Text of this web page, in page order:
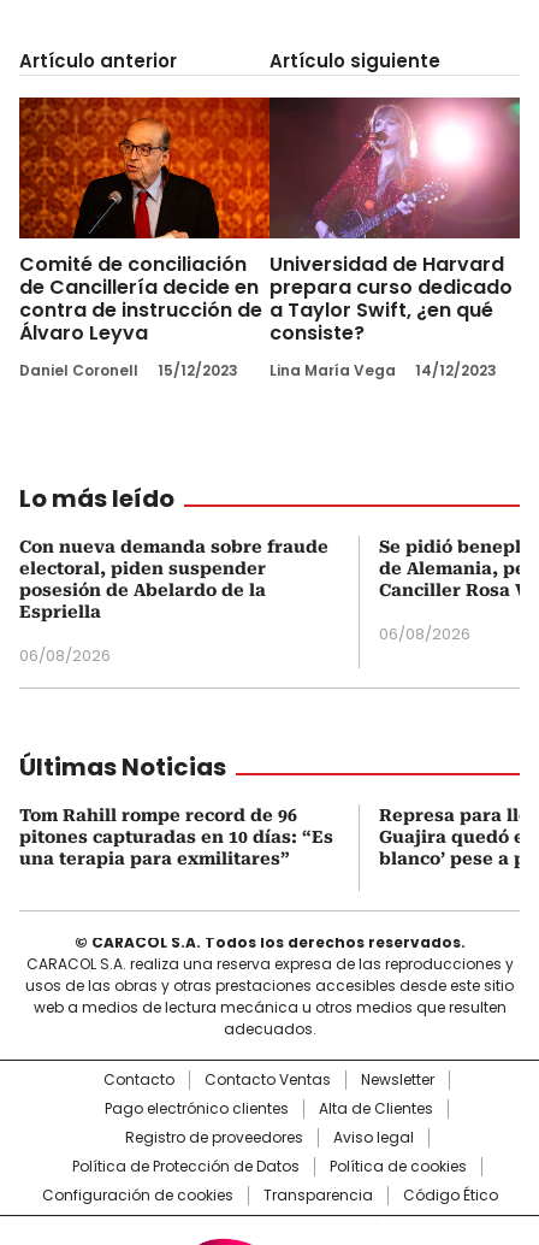
Artículo anterior
Comité de conciliación
de Cancillería decide en
contra de instrucción de
Álvaro Leyva
Daniel Coronell 15/12/2023
Artículo siguiente
Universidad de Harvard
prepara curso dedicado
a Taylor Swift, ¿en qué
consiste?
Lina María Vega 14/12/2023
Lo más leído
Con nueva demanda sobre fraude
electoral, piden suspender
posesión de Abelardo de la
Espriella
06/08/2026
Se pidió
de Alemania,
Canciller Rosa
06/08/2026
Últimas Noticias
Tom Rahill rompe record de 96
pitones capturadas en 10 días: “Es
una terapia para exmilitares”
Represa para
Guajira quedó en
blanco’ pese a
© CARACOL S.A. Todos los derechos reservados.
CARACOL S.A. realiza una reserva expresa de las reproducciones y
usos de las obras y otras prestaciones accesibles desde este sitio
web a medios de lectura mecánica u otros medios que resulten
adecuados.
Contacto Contacto Ventas
Newsletter
Pago electrónico clientes
Alta de Clientes
Registro de proveedores
Aviso legal
Política de Protección de Datos
Política de cookies
Configuración de cookies
Transparencia Código Ético